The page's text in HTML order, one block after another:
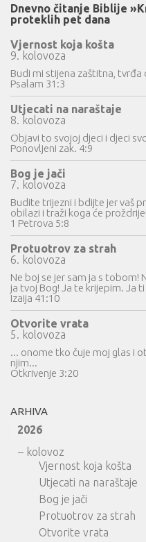
Dnevno čitanje Biblije
proteklih pet dana
Vjernost koja košta
9. kolovoza
Budi mi stijena zaštitna, tvrđa
Psalam 31:3
Utjecati na naraštaje
8. kolovoza
Objavi to svojoj djeci i djeci
Ponovljeni zak. 4:9
Bog je jači
7. kolovoza
Budite trijezni i bdijte jer vaš
obilazi i traži koga će
1 Petrova 5:8
Protuotrov za strah
6. kolovoza
Ne boj se jer sam ja s tobom!
ja tvoj Bog! Ja te krijepim. Ja
Izaija 41:10
Otvorite vrata
5. kolovoza
... onome tko čuje moj glas i
njim...
Otkrivenje 3:20
ARHIVA
2026
– kolovoz
Vjernost koja košta
Utjecati na naraštaje
Bog je jači
Protuotrov za strah
Otvorite vrata